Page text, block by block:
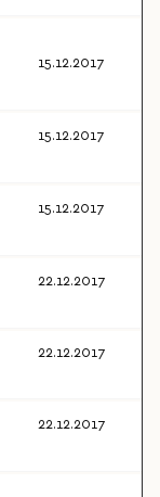
15.12.2017
15.12.2017
15.12.2017
22.12.2017
22.12.2017
22.12.2017